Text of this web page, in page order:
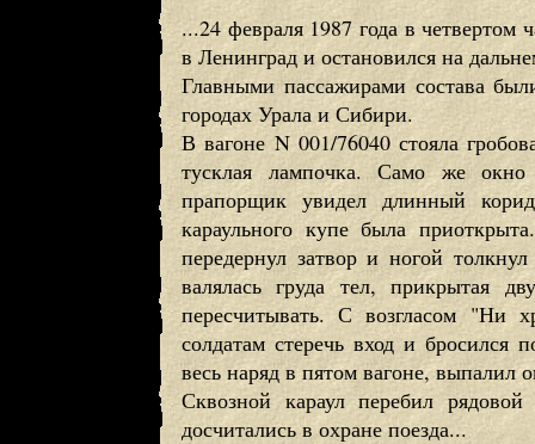
...24 февраля 1987 года в
в Ленинград и остановился на
Главными пассажирами состава
городах Урала и Сибири.
В вагоне N 001/76040 стояла
тусклая лампочка. Само же
прапорщик увидел длинный
караульного купе была
передернул затвор и ногой
валялась груда тел, прикрытая
пересчитывать. С возгласом "Ни
солдатам стеречь вход и бросился
весь наряд в пятом вагоне,
Сквозной караул перебил
досчитались в охране поезда...